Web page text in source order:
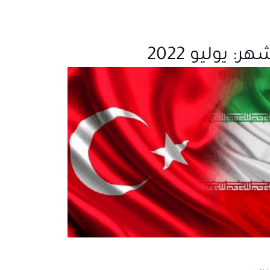
يوليو 2022